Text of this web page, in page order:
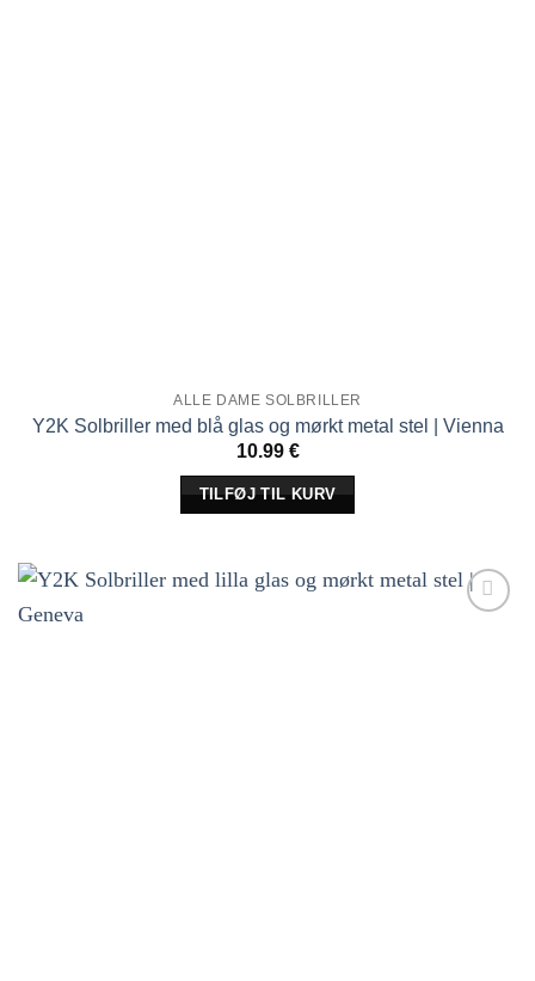
ALLE DAME SOLBRILLER
Y2K Solbriller med blå glas og mørkt metal stel | Vienna
10.99 €
TILFØJ TIL KURV